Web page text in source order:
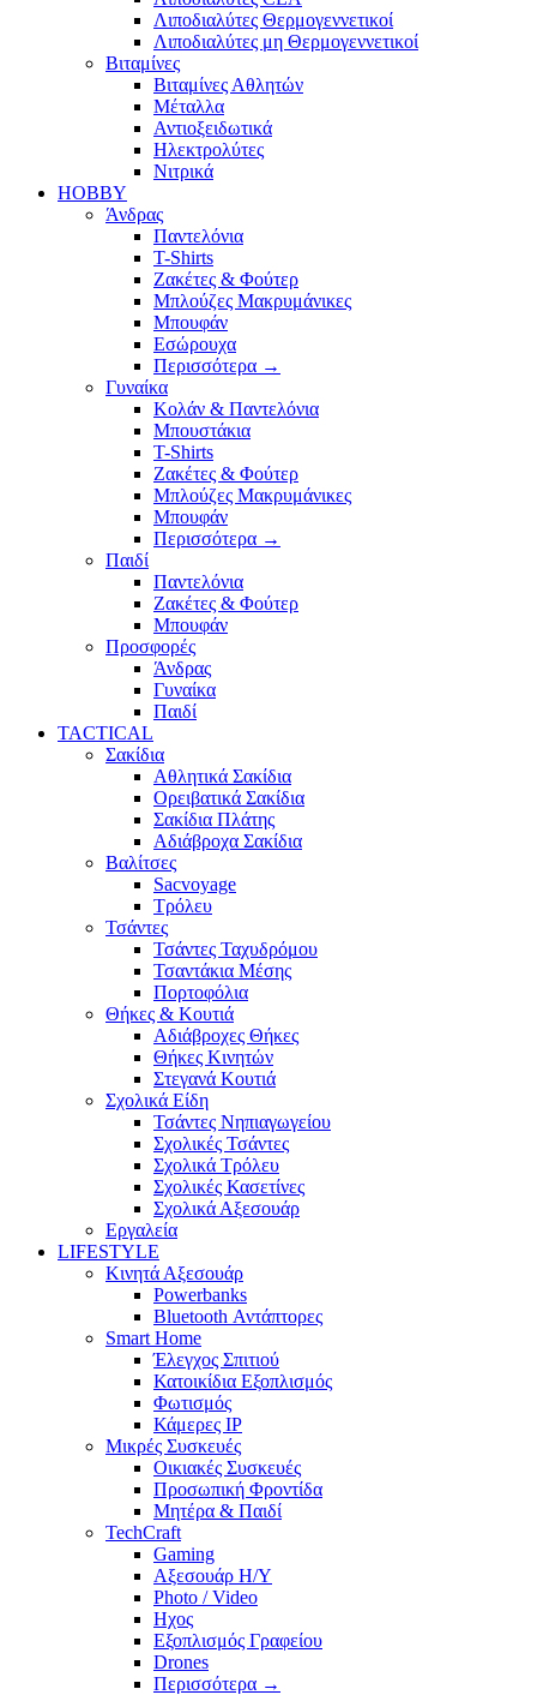
Λιποδιαλύτες Θερμογεννετικοί
Λιποδιαλύτες μη Θερμογεννετικοί
Βιταμίνες
Βιταμίνες Αθλητών
Μέταλλα
Αντιοξειδωτικά
Ηλεκτρολύτες
Νιτρικά
HOBBY
Άνδρας
Παντελόνια
T-Shirts
Ζακέτες & Φούτερ
Μπλούζες Μακρυμάνικες
Μπουφάν
Εσώρουχα
Περισσότερα →
Γυναίκα
Κολάν & Παντελόνια
Μπουστάκια
T-Shirts
Ζακέτες & Φούτερ
Μπλούζες Μακρυμάνικες
Μπουφάν
Περισσότερα →
Παιδί
Παντελόνια
Ζακέτες & Φούτερ
Μπουφάν
Προσφορές
Άνδρας
Γυναίκα
Παιδί
TACTICAL
Σακίδια
Αθλητικά Σακίδια
Ορειβατικά Σακίδια
Σακίδια Πλάτης
Αδιάβροχα Σακίδια
Βαλίτσες
Sacvoyage
Τρόλευ
Τσάντες
Τσάντες Ταχυδρόμου
Τσαντάκια Μέσης
Πορτοφόλια
Θήκες & Κουτιά
Αδιάβροχες Θήκες
Θήκες Κινητών
Στεγανά Κουτιά
Σχολικά Είδη
Τσάντες Νηπιαγωγείου
Σχολικές Τσάντες
Σχολικά Τρόλευ
Σχολικές Κασετίνες
Σχολικά Αξεσουάρ
Εργαλεία
LIFESTYLE
Κινητά Αξεσουάρ
Powerbanks
Bluetooth Αντάπτορες
Smart Home
Έλεγχος Σπιτιού
Κατοικίδια Εξοπλισμός
Φωτισμός
Κάμερες IP
Μικρές Συσκευές
Οικιακές Συσκευές
Προσωπική Φροντίδα
Μητέρα & Παιδί
TechCraft
Gaming
Αξεσουάρ H/Y
Photo / Video
Ηχος
Εξοπλισμός Γραφείου
Drones
Περισσότερα →